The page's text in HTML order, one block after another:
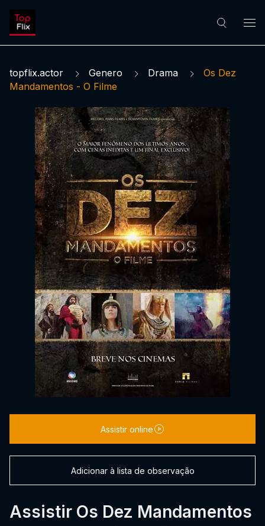
topflix.actor Genero Drama
Os Dez
Mandamentos - O Filme
Assistir Os Dez Mandamentos
Assistir online
Adicionar à lista de observação